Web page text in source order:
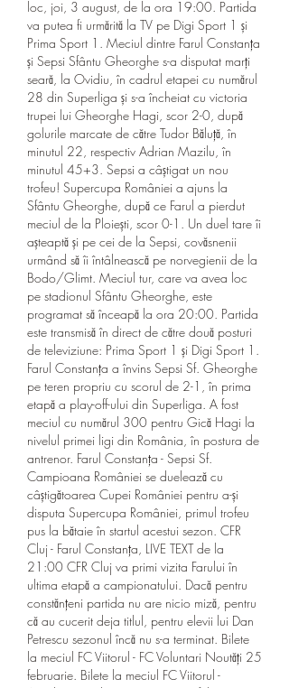
loc, joi, 3 august, de la ora 19:00. Partida
va putea fi urmărită la TV pe Digi Sport 1 și
Prima Sport 1. Meciul dintre Farul Constanța
și Sepsi Sfântu Gheorghe s-a disputat marți
seară, la Ovidiu, în cadrul etapei cu numărul
28 din Superliga și s-a încheiat cu victoria
trupei lui Gheorghe Hagi, scor 2-0, după
golurile marcate de către Tudor Băluță, în
minutul 22, respectiv Adrian Mazilu, în
minutul 45+3. Sepsi a câștigat un nou
trofeu! Supercupa României a ajuns la
Sfântu Gheorghe, după ce Farul a pierdut
meciul de la Ploiești, scor 0-1. Un duel tare îi
așteaptă și pe cei de la Sepsi, covăsnenii
urmând să îi întâlnească pe norvegienii de la
Bodo/Glimt. Meciul tur, care va avea loc
pe stadionul Sfântu Gheorghe, este
programat să înceapă la ora 20:00. Partida
este transmisă în direct de către două posturi
de televiziune: Prima Sport 1 și Digi Sport 1.
Farul Constanța a învins Sepsi Sf. Gheorghe
pe teren propriu cu scorul de 2-1, în prima
etapă a play-off-ului din Superliga. A fost
meciul cu numărul 300 pentru Gică Hagi la
nivelul primei ligi din România, în postura de
antrenor. Farul Constanța - Sepsi Sf.
Campioana României se duelează cu
câștigătoarea Cupei României pentru a-și
disputa Supercupa României, primul trofeu
pus la bătaie în startul acestui sezon. CFR
Cluj - Farul Constanța, LIVE TEXT de la
21:00 CFR Cluj va primi vizita Farului în
ultima etapă a campionatului. Dacă pentru
constănțeni partida nu are nicio miză, pentru
că au cucerit deja titlul, pentru elevii lui Dan
Petrescu sezonul încă nu s-a terminat. Bilete
la meciul FC Viitorul - FC Voluntari Noutăți 25
februarie. Bilete la meciul FC Viitorul -